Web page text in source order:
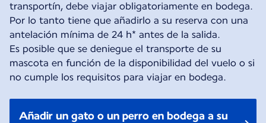
transportín, debe viajar obligatoriamente en bodega.
Por lo tanto tiene que añadirlo a su reserva con una
antelación mínima de 24 h* antes de la salida.
Es posible que se deniegue el transporte de su
mascota en función de la disponibilidad del vuelo o si
no cumple los requisitos para viajar en bodega.
Añadir un gato o un perro en bodega a su